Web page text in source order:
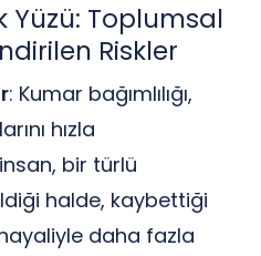
Yüzü: Toplumsal
Riskler
: Kumar bağımlılığı,
hızla
bir türlü
halde, kaybettiği
daha fazla